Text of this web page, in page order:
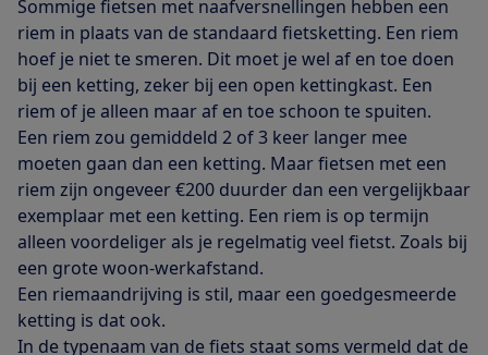
Sommige fietsen met naafversnellingen hebben een
riem in plaats van de standaard fietsketting. Een riem
hoef je niet te smeren. Dit moet je wel af en toe doen
bij een ketting, zeker bij een open kettingkast. Een
riem of je alleen maar af en toe schoon te spuiten.
Een riem zou gemiddeld 2 of 3 keer langer mee
moeten gaan dan een ketting. Maar fietsen met een
riem zijn ongeveer €200 duurder dan een vergelijkbaar
exemplaar met een ketting. Een riem is op termijn
alleen voordeliger als je regelmatig veel fietst. Zoals bij
een grote woon-werkafstand.
Een riemaandrijving is stil, maar een goedgesmeerde
ketting is dat ook.
In de typenaam van de fiets staat soms vermeld dat de